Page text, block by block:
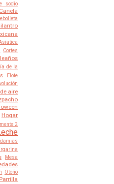
sodio
Canela
Cortes
de la
Elote
aire
Hogar
2
Mesa
Otoño
Parrilla